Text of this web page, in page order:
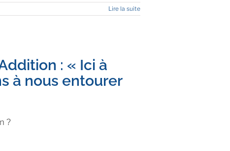
Lire la suite
: « Ici à
à nous entourer
?